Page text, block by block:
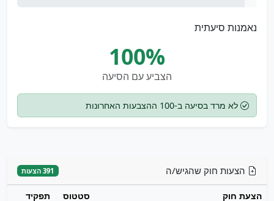
נאמנות סיעתית
100%
הצביע עם הסיעה
לא מרד בסיעה ב-100 ההצבעות האחרונות
הצעות חוק שהגיש/ה 391 הצעות
הצעת חוק סטטוס
תפקיד